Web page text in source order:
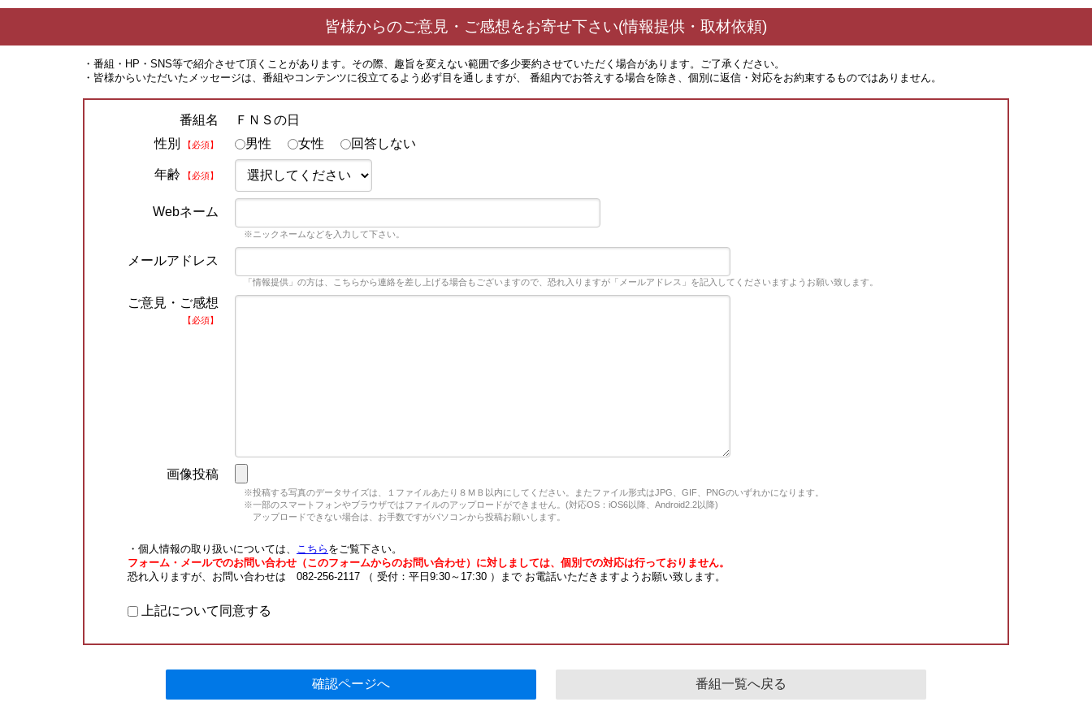
皆様からのご意見・ご感想をお寄せ下さい(情報提供・取材依頼)
・番組・HP・SNS等で紹介させて頂くことがあります。その際、趣旨を変えない範囲で多少要約させていただく場合があります。ご了承ください。
・皆様からいただいたメッセージは、番組やコンテンツに役立てるよう必ず目を通しますが、 番組内でお答えする場合を除き、個別に返信・対応をお約束するものではありません。
番組名
ＦＮＳの日
性別
【必須】 男性 女性 回答しない
年齢 【必須】
Webネーム
※ニックネームなどを入力して下さい。
メールアドレス
「情報提供」の方は、こちらから連絡を差し上げる場合もございますので、恐れ入りますが「メールアドレス」を記入してくださいますようお願い致します。
ご意見・ご感想
【必須】
画像投稿
※投稿する写真のデータサイズは、１ファイルあたり８ＭＢ以内にしてください。またファイル形式はJPG、GIF、PNGのいずれかになります。
※一部のスマートフォンやブラウザではファイルのアップロードができません。(対応OS：iOS6以降、Android2.2以降)
アップロードできない場合は、お手数ですがパソコンから投稿お願いします。
・個人情報の取り扱いについては、 こちら をご覧下さい。
フォーム・メールでのお問い合わせ（このフォームからのお問い合わせ）に対しましては、個別での対応は行っておりません。
恐れ入りますが、お問い合わせは 082-256-2117 （ 受付：平日9:30～17:30 ）まで お電話いただきますようお願い致します。
上記について同意する
確認ページへ 番組一覧へ戻る